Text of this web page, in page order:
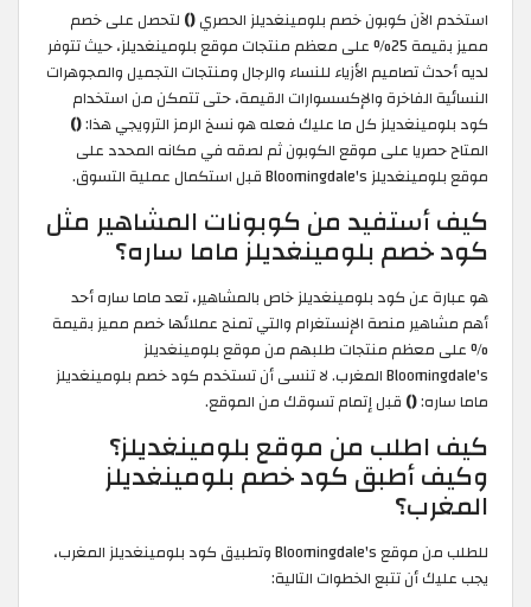
استخدم الآن كوبون خصم بلومينغديلز الحصري() لتحصل على خصم
مميز بقيمة 25% على معظم منتجات موقع بلومينغديلز، حيث تتوفر
لديه أحدث تصاميم الأزياء للنساء والرجال ومنتجات التجميل والمجوهرات
النسائية الفاخرة والإكسسوارات القيمة، حتى تتمكن من استخدام
كود بلومينغديلز كل ما عليك فعله هو نسخ الرمز الترويجي هذا:()
المتاح حصريا على موقع الكوبون ثم لصقه في مكانه المحدد على
موقع بلومينغديلز Bloomingdale's قبل استكمال عملية التسوق.
كيف أستفيد من كوبونات المشاهير مثل
كود خصم بلومينغديلز ماما ساره؟
هو عبارة عن كود بلومينغديلز خاص بالمشاهير، تعد ماما ساره أحد
أهم مشاهير منصة الإنستغرام والتي تمنح عملائها خصم مميز بقيمة
% على معظم منتجات طلبهم من موقع بلومينغديلز
Bloomingdale's المغرب. لا تنسى أن تستخدم كود خصم بلومينغديلز
ماما ساره:() قبل إتمام تسوقك من الموقع.
كيف اطلب من موقع بلومينغديلز؟
وكيف أطبق كود خصم بلومينغديلز
المغرب؟
للطلب من موقع Bloomingdale's وتطبيق كود بلومينغديلز المغرب،
يجب عليك أن تتبع الخطوات التالية: